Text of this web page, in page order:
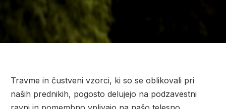
Travme in čustveni vzorci, ki so se oblikovali pri
naših prednikih, pogosto delujejo na podzavestni